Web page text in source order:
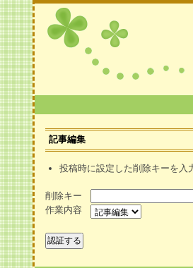
記事編集
投稿時に設定した削除キーを入
削除キー
作業内容